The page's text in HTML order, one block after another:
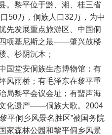
。黎平位于黔、湘、桂三省
50万，侗族人口32万，为中
先发展重点旅游区、中国侗
项基尼斯之最——肇兴鼓楼
、杉阴沉木；
堂安侗族生态博物馆；有
雨桥；有毛泽东在黎平重
黎平会议会址；有蜚声海
化遗产——侗族大歌。2004
平侗乡风景名胜区”被国务院
家森林公园和黎平侗乡风景